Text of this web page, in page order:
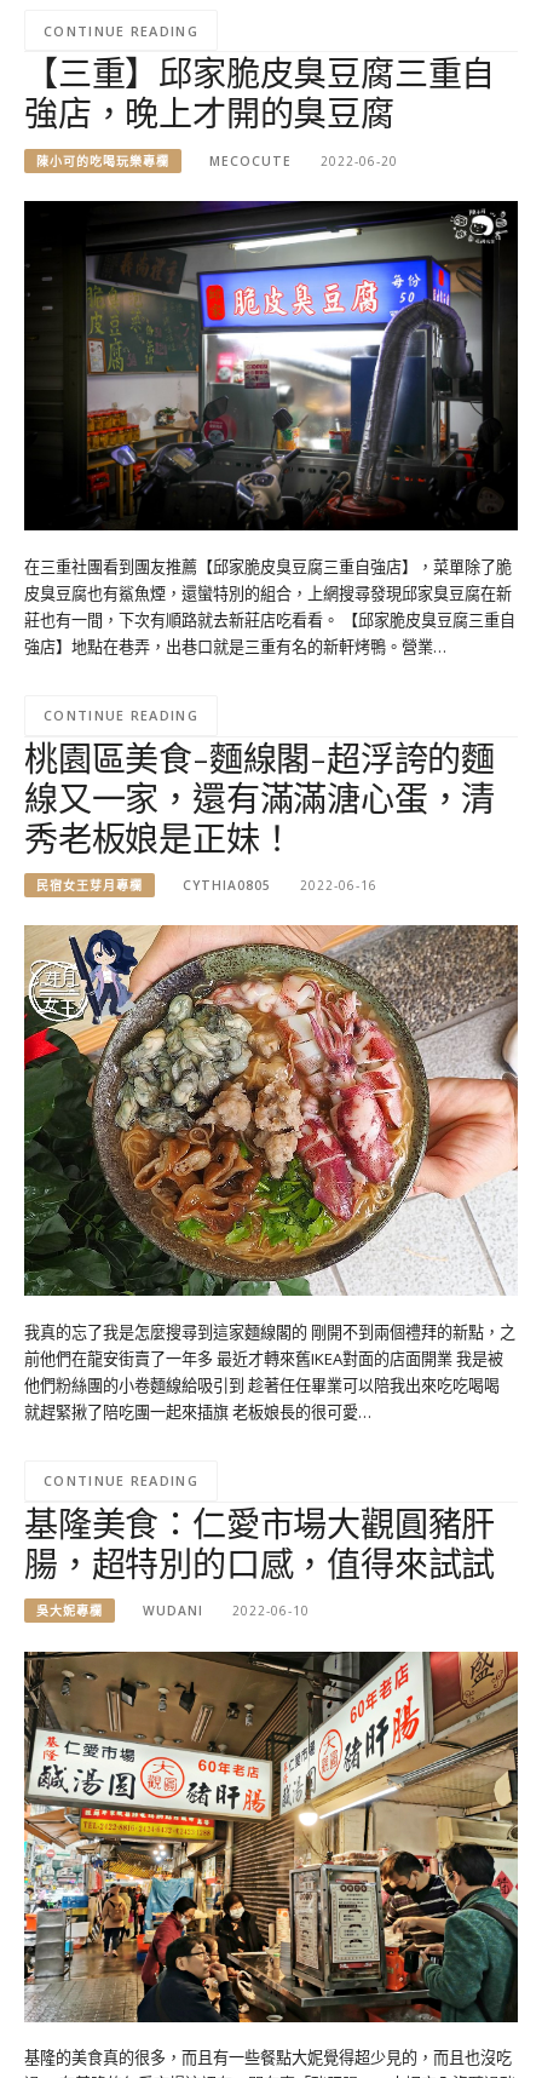
CONTINUE READING
【三重】邱家脆皮臭豆腐三重自
強店，晚上才開的臭豆腐
陳小可的吃喝玩樂專欄 MECOCUTE 2022-06-20
在三重社團看到團友推薦【邱家脆皮臭豆腐三重自強店】，菜單除了脆
皮臭豆腐也有鯊魚煙，還蠻特別的組合，上網搜尋發現邱家臭豆腐在新
莊也有一間，下次有順路就去新莊店吃看看。 【邱家脆皮臭豆腐三重自
強店】地點在巷弄，出巷口就是三重有名的新軒烤鴨。營業…
CONTINUE READING
桃園區美食-麵線閣-超浮誇的麵
線又一家，還有滿滿溏心蛋，清
秀老板娘是正妹！
民宿女王芽月專欄 CYTHIA0805 2022-06-16
我真的忘了我是怎麼搜尋到這家麵線閣的 剛開不到兩個禮拜的新點，之
前他們在龍安街賣了一年多 最近才轉來舊IKEA對面的店面開業 我是被
他們粉絲團的小卷麵線給吸引到 趁著任任畢業可以陪我出來吃吃喝喝
就趕緊揪了陪吃團一起來插旗 老板娘長的很可愛…
CONTINUE READING
基隆美食：仁愛市場大觀圓豬肝
腸，超特別的口感，值得來試試
吳大妮專欄 WUDANI 2022-06-10
基隆的美食真的很多，而且有一些餐點大妮覺得超少見的，而且也沒吃